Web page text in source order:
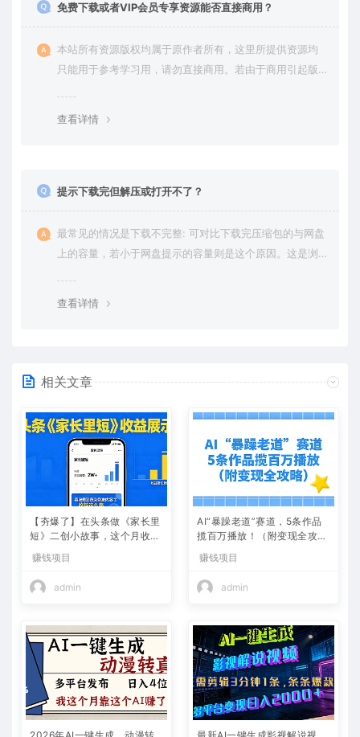
免费下载或者VIP会员专享资源能否直接商用？
本站所有资源版权均属于原作者所有，这里所提供资源均
只能用于参考学习用，请勿直接商用。若由于商用引起版
查看详情
提示下载完但解压或打开不了？
最常见的情况是下载不完整: 可对比下载完压缩包的与网盘
上的容量，若小于网盘提示的容量则是这个原因。这是浏
查看详情
相关文章
【夯爆了】在头条做《家长里
短》二创小故事，这个月收益
2w+
赚钱项目
admin
AI“暴躁老道”赛道，5条作品
揽百万播放！（附变现全攻
略）
赚钱项目
admin